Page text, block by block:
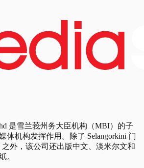
是雪兰莪州务大臣机构（MBI）的子
体机构发挥作用。除了 Selangorkini 门
之外，该公司还出版中文、淡米尔文和
。